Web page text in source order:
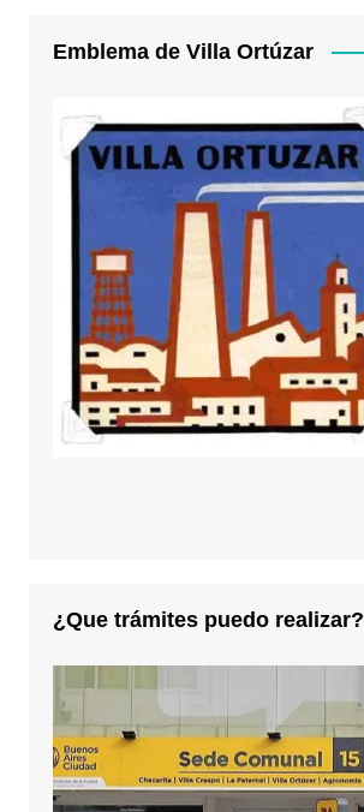
Emblema de Villa Ortúzar
¿Que trámites puedo realizar?